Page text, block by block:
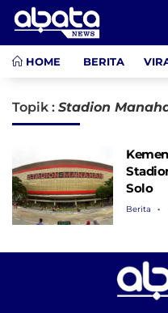
HOME BERITA
Topik : Stadion
Solo
Berita